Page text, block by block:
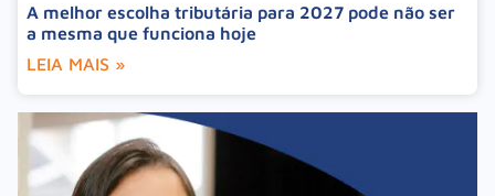
A melhor escolha tributária para 2027 pode não ser
a mesma que funciona hoje
LEIA MAIS »